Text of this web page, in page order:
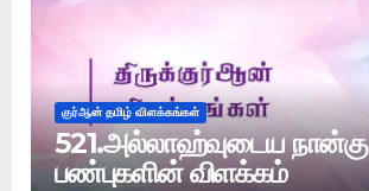
குர்ஆன் தமிழ் விளக்கங்கள்
521.அல்லாஹ்வுடைய நான்கு
பண்புகளின் விளக்கம்